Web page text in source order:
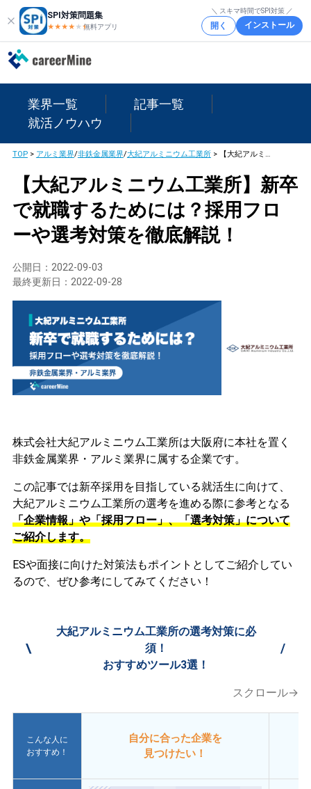
SPI対策問題集
★★★★ ★★
無料アプリ
＼ スキマ時間でSPI対策 ／
開く インストール
業界一覧
記事一覧
就活ノウハウ
TOP> アルミ業界/非鉄金属業界/大紀アルミニウム工業所> 【大紀アルミニウム工業所】新卒で就職するためには？採用フローや選考対策を徹底解説！
【大紀アルミニウム工業所】新卒
で就職するためには？採用フロ
ーや選考対策を徹底解説！
公開日： 2022-09-03
最終更新日： 2022-09-28
株式会社大紀アルミニウム工業所は大阪府に本社を置く
非鉄金属業界・アルミ業界に属する企業です。
この記事では新卒採用を目指している就活生に向けて、
大紀アルミニウム工業所の選考を進める際に参考となる
「企業情報」や「採用フロー」、「選考対策」について
ご紹介します。
ESや面接に向けた対策法もポイントとしてご紹介してい
るので、ぜひ参考にしてみてください！
\
大紀アルミニウム工業所の選考対策に必
須！
おすすめツール3選！
/
スクロール→
こんな人に
おすすめ！
自分に合った企業を
見つけたい！